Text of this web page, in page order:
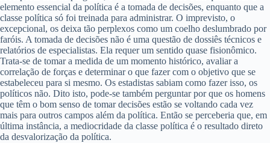
elemento essencial da política é a tomada de decisões, enquanto que a
classe política só foi treinada para administrar. O imprevisto, o
excepcional, os deixa tão perplexos como um coelho deslumbrado por
faróis. A tomada de decisões não é uma questão de dossiês técnicos e
relatórios de especialistas. Ela requer um sentido quase fisionômico.
Trata-se de tomar a medida de um momento histórico, avaliar a
correlação de forças e determinar o que fazer com o objetivo que se
estabeleceu para si mesmo. Os estadistas sabiam como fazer isso, os
políticos não. Dito isto, pode-se também perguntar por que os homens
que têm o bom senso de tomar decisões estão se voltando cada vez
mais para outros campos além da política. Então se perceberia que, em
última instância, a mediocridade da classe política é o resultado direto
da desvalorização da política.